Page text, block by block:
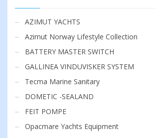
AZIMUT YACHTS
Azimut Norway Lifestyle Collection
BATTERY MASTER SWITCH
GALLINEA VINDUVISKER SYSTEM
Tecma Marine Sanitary
DOMETIC -SEALAND
FEIT POMPE
Opacmare Yachts Equipment